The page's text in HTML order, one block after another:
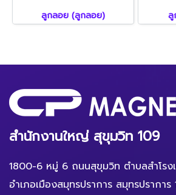
ลูกลอย (ลูกลอย) ลู
สำนักงานใหญ่ สุขุมวิท 109
1800-6 หมู่ 6 ถนนสุขุมวิท ตำบลสำโรง
อำเภอเมืองสมุทรปราการ สมุทรปรากา